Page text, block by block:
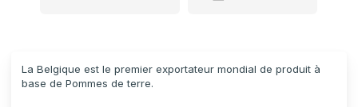
La Belgique est le premier exportateur mondial de produit à
base de Pommes de terre.